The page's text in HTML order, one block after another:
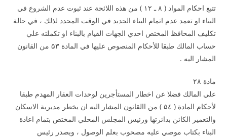
تتبع احكام المواد ( ۸ ـ ۱۲ ) من هذه اللائحة عند ثبوت عدم الشروع في
البناء او تعمد عدم اتمام البناء الجديد في الوقت المحدد لذلك ، في حالة
تكليف المحافظ المختص احدي الجهات القيام بالبناء او تكملته علي
حساب المالك طبقا للأحكام المنصوص عليها في المادة ۵۳ من القانون
المشار اليه .
مادة ۲۸
علي المالك فضلا عن اخطار المستأجرين لوحدات العقار المهدم طبقا
لأحكام المادة ( ۵٤ ) من االقانون المشار اليه ان يخطر مديرية الاسكان
والتعمير الكائن بدائرتها ورئيس المجلس المحلي المختص بتمام اعادة
البناء بكتاب موصي عليه مصحوب بعلم الوصول ، ويصدر رئيس